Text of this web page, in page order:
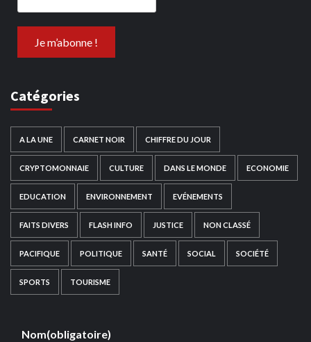
Catégories
A LA UNE CARNET NOIR CHIFFRE DU JOUR
CRYPTOMONNAIE CULTURE DANS LE MONDE ECONOMIE
EDUCATION ENVIRONNEMENT EVÉNEMENTS
FAITS DIVERS FLASH INFO JUSTICE NON CLASSÉ
PACIFIQUE POLITIQUE SANTÉ SOCIAL SOCIÉTÉ
SPORTS TOURISME
Nom(obligatoire)